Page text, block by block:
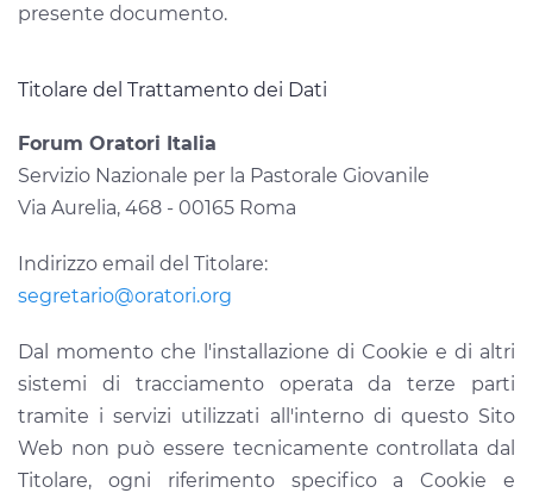
presente documento.
Titolare del Trattamento dei Dati
Forum Oratori Italia
Servizio Nazionale per la Pastorale Giovanile
Via Aurelia, 468 - 00165 Roma
Indirizzo email del Titolare:
segretario@oratori.org
Dal momento che l'installazione di Cookie e di altri
sistemi di tracciamento operata da terze parti
tramite i servizi utilizzati all'interno di questo Sito
Web non può essere tecnicamente controllata dal
Titolare, ogni riferimento specifico a Cookie e